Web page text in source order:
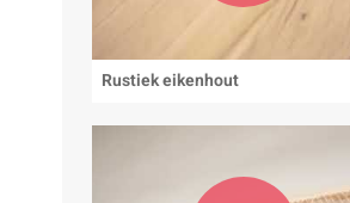
Rustiek eikenhout